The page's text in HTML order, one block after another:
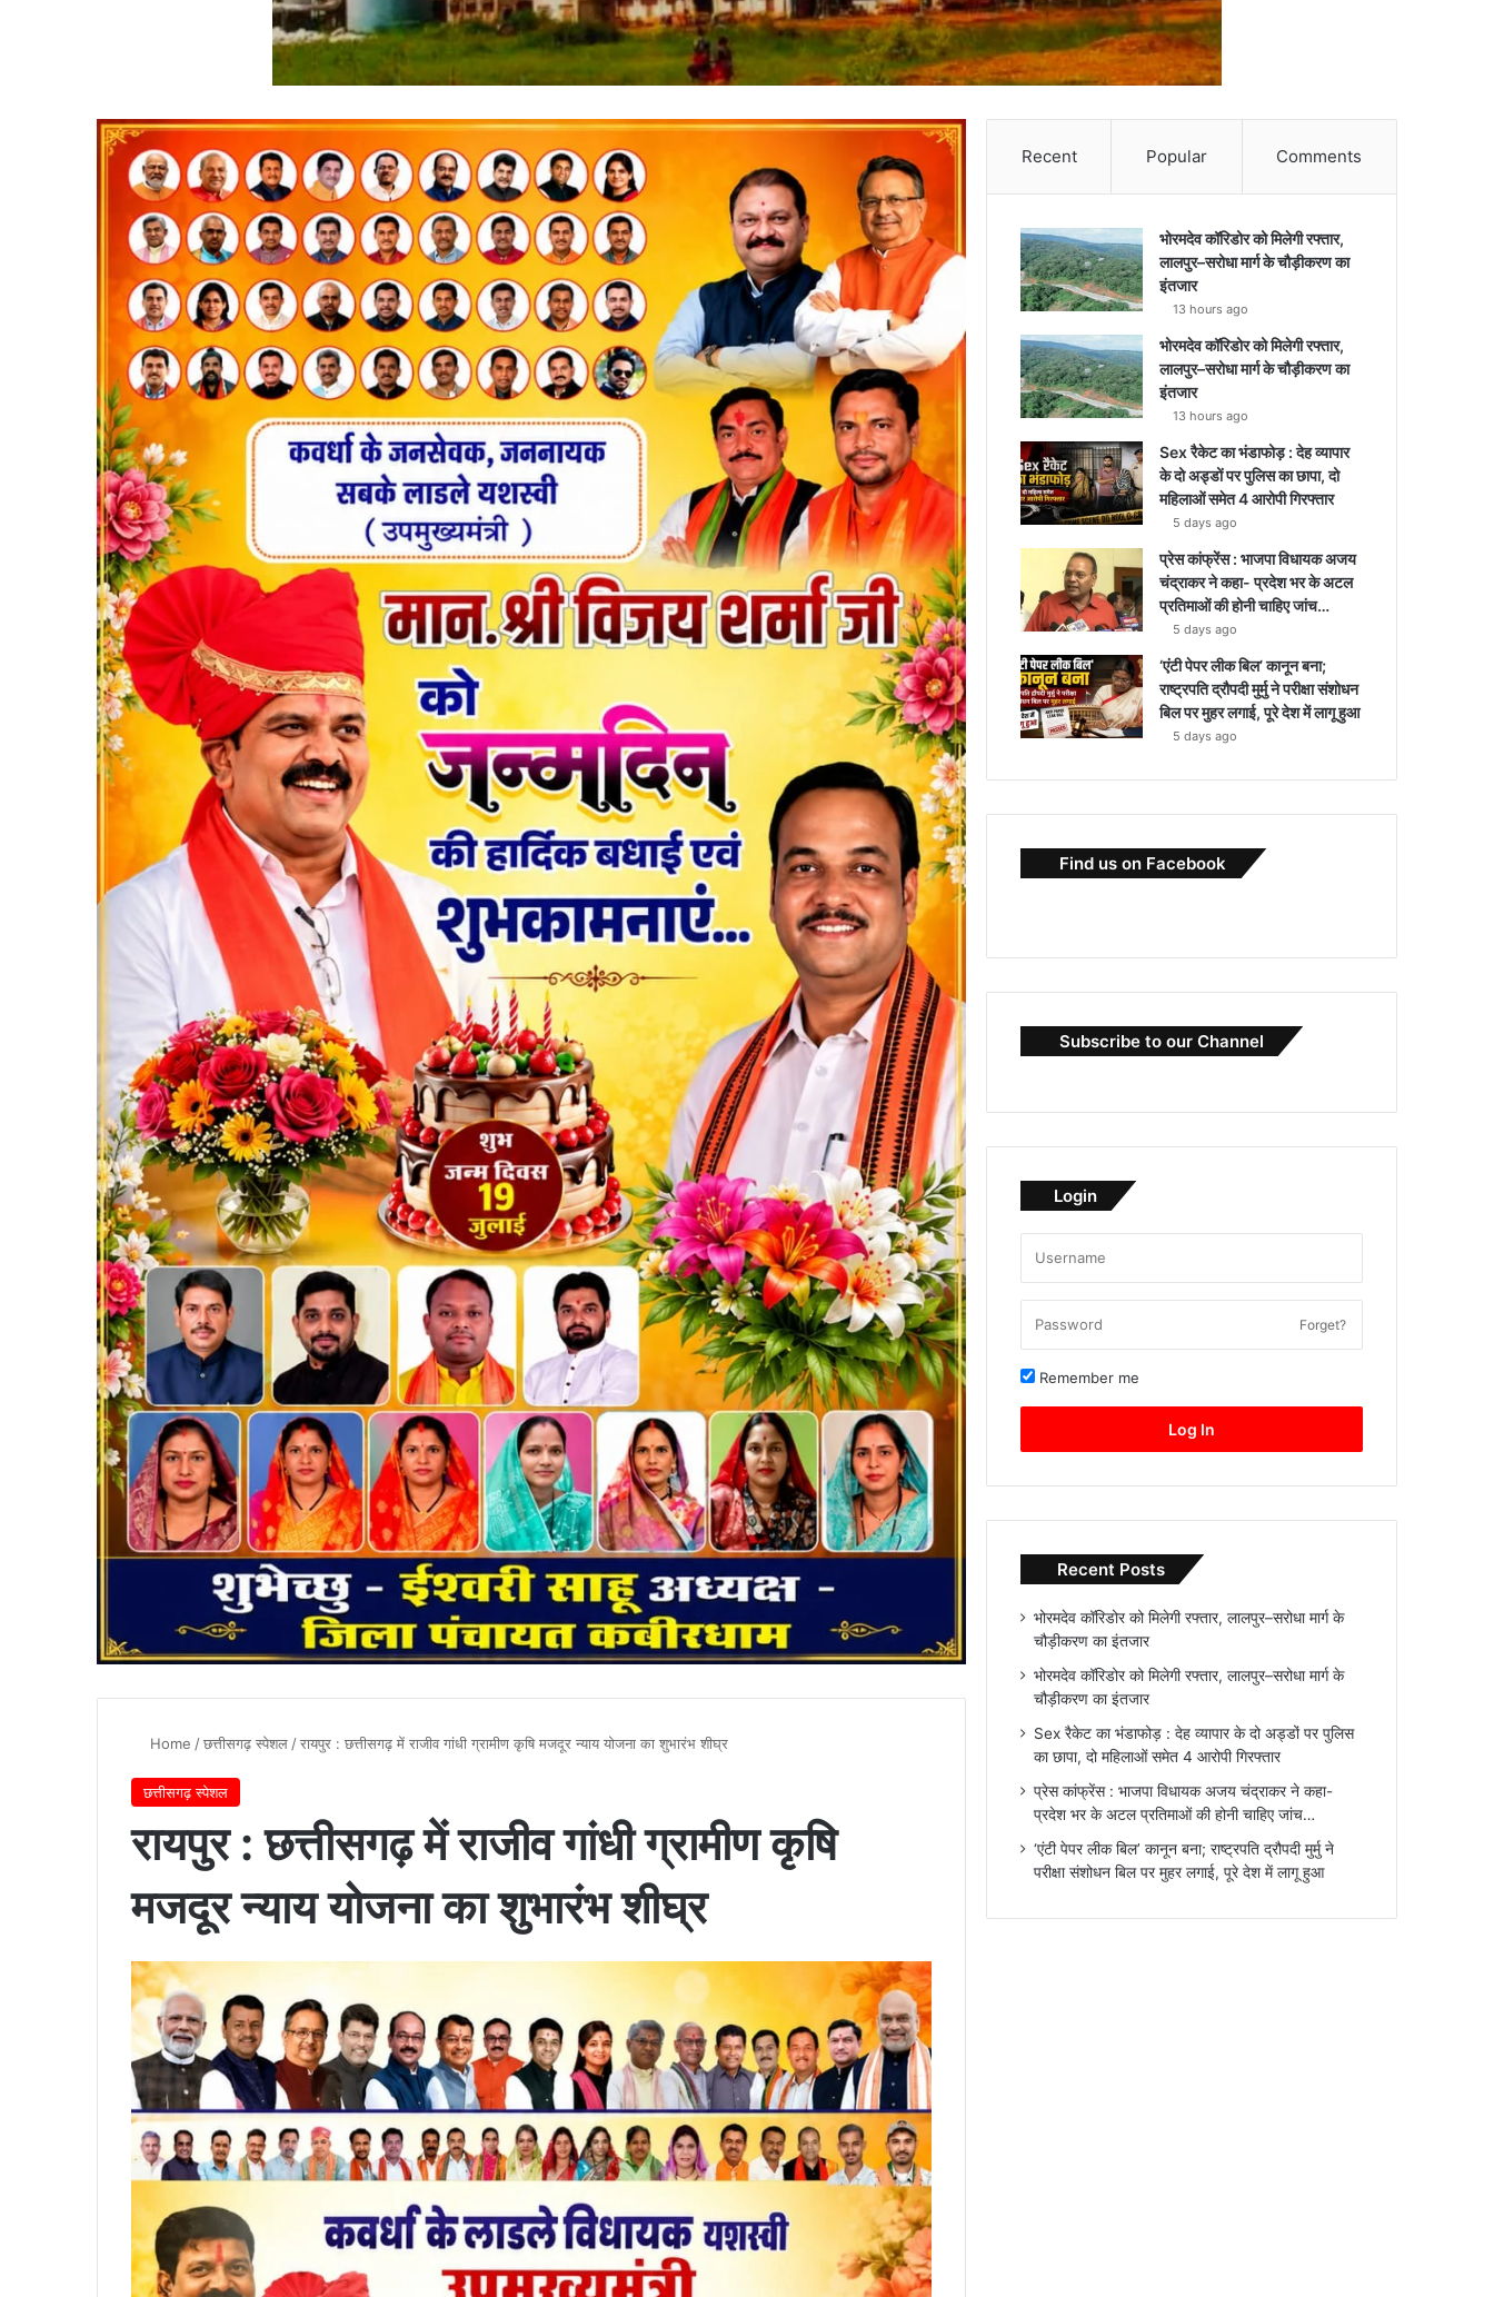
Home /छत्तीसगढ़ स्पेशल/रायपुर : छत्तीसगढ़ में राजीव गांधी ग्रामीण कृषि मजदूर न्याय योजना का शुभारंभ शीघ्र
छत्तीसगढ़ स्पेशल
रायपुर : छत्तीसगढ़ में राजीव गांधी ग्रामीण कृषि
मजदूर न्याय योजना का शुभारंभ शीघ्र
Recent Popular Comments
भोरमदेव कॉरिडोर को मिलेगी रफ्तार,
लालपुर–सरोधा मार्ग के चौड़ीकरण का
इंतजार
13 hours ago
भोरमदेव कॉरिडोर को मिलेगी रफ्तार,
लालपुर–सरोधा मार्ग के चौड़ीकरण का
इंतजार
13 hours ago
Sex रैकेट का भंडाफोड़ : देह व्यापार
के दो अड्डों पर पुलिस का छापा, दो
महिलाओं समेत 4 आरोपी गिरफ्तार
5 days ago
प्रेस कांफ्रेंस : भाजपा विधायक अजय
चंद्राकर ने कहा- प्रदेश भर के अटल
प्रतिमाओं की होनी चाहिए जांच…
5 days ago
‘एंटी पेपर लीक बिल’ कानून बना;
राष्ट्रपति द्रौपदी मुर्मु ने परीक्षा संशोधन
बिल पर मुहर लगाई, पूरे देश में लागू हुआ
5 days ago
Find us on Facebook
Subscribe to our Channel
Login
Forget?
Remember me
Log In
Recent Posts
भोरमदेव कॉरिडोर को मिलेगी रफ्तार, लालपुर–सरोधा मार्ग के
चौड़ीकरण का इंतजार
भोरमदेव कॉरिडोर को मिलेगी रफ्तार, लालपुर–सरोधा मार्ग के
चौड़ीकरण का इंतजार
Sex रैकेट का भंडाफोड़ : देह व्यापार के दो अड्डों पर पुलिस
का छापा, दो महिलाओं समेत 4 आरोपी गिरफ्तार
प्रेस कांफ्रेंस : भाजपा विधायक अजय चंद्राकर ने कहा-
प्रदेश भर के अटल प्रतिमाओं की होनी चाहिए जांच…
‘एंटी पेपर लीक बिल’ कानून बना; राष्ट्रपति द्रौपदी मुर्मु ने
परीक्षा संशोधन बिल पर मुहर लगाई, पूरे देश में लागू हुआ